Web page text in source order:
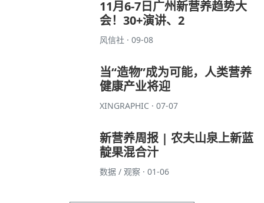
11月6-7日广州新营养趋势大
会！30+演讲、2
风信社 · 09-08
当“造物”成为可能，人类营养
健康产业将迎
XINGRAPHIC · 07-07
新营养周报 | 农夫山泉上新蓝
靛果混合汁
数据 / 观察 · 01-06